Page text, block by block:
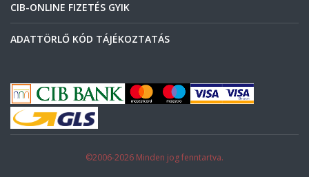
CIB-ONLINE FIZETÉS GYIK
ADATTÖRLŐ KÓD TÁJÉKOZTATÁS
©2006-2026 Minden jog fenntartva.